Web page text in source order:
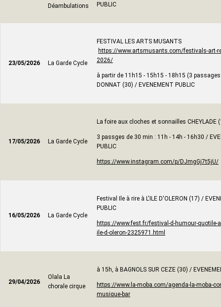
Déambulations
PUBLIC
23/05/2026 La Garde Cycle
FESTIVAL LES ARTS MUSANTS
https://www.artsmusants.com/festivals-art-
2026/
à partir de 11h15 - 15h15 - 18h15 (3
DONNAT (30) / EVENEMENT PUBLIC
17/05/2026 La Garde Cycle
La foire aux cloches et sonnailles CHEYLADE
3 passges de 30 min : 11h - 14h - 16h30 /
PUBLIC
https://www.instagram.com/p/DJmgGj7t5jU/
16/05/2026 La Garde Cycle
Festival Ile à rire à L'ILE D'OLERON (17) /
PUBLIC
https://www.fest.fr/festival-d-humour-quotile-
ile-d-oleron-2325971.html
29/04/2026
Olala La
chorale cirque
à 15h, à BAGNOLS SUR CEZE (30) /
https://www.la-moba.com/agenda-la-moba-
musique-bar